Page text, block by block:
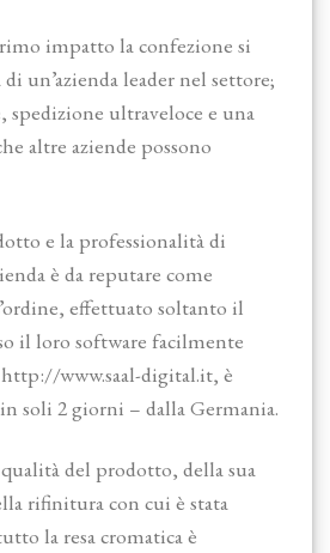
impatto la confezione si
di un’azienda leader nel settore;
spedizione ultraveloce e una
altre aziende possono
e la professionalità di
è da reputare come
effettuato soltanto il
il loro software facilmente
www.saal-digital.it, è
soli 2 giorni – dalla Germania.
del prodotto, della sua
rifinitura con cui è stata
la resa cromatica è